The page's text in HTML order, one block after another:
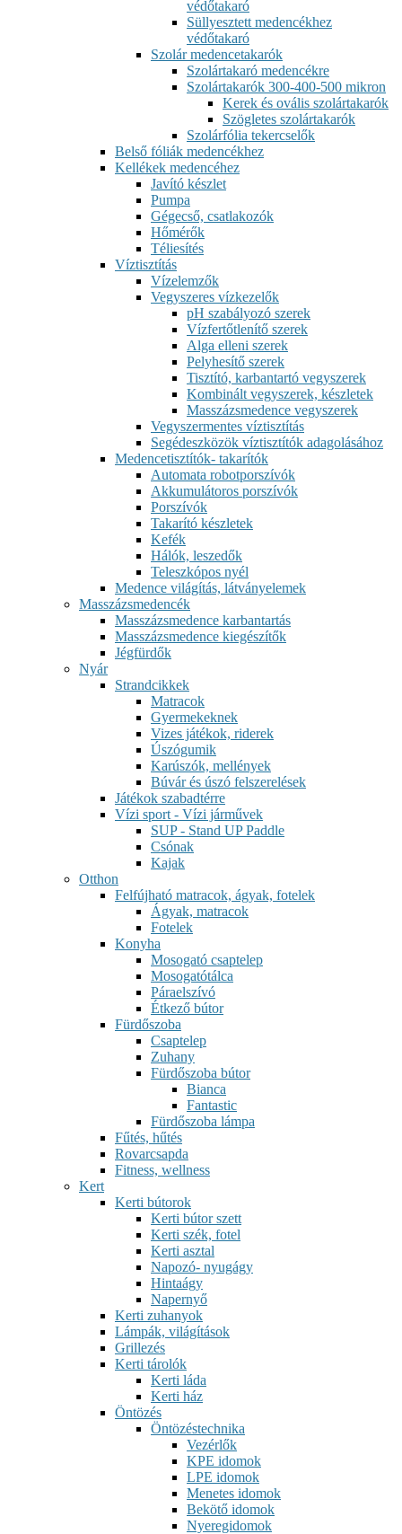
védőtakaró
Süllyesztett medencékhez
védőtakaró
Szolár medencetakarók
Szolártakaró medencékre
Szolártakarók 300-400-500 mikron
Kerek és ovális szolártakarók
Szögletes szolártakarók
Szolárfólia tekercselők
Belső fóliák medencékhez
Kellékek medencéhez
Javító készlet
Pumpa
Gégecső, csatlakozók
Hőmérők
Téliesítés
Víztisztítás
Vízelemzők
Vegyszeres vízkezelők
pH szabályozó szerek
Vízfertőtlenítő szerek
Alga elleni szerek
Pelyhesítő szerek
Tisztító, karbantartó vegyszerek
Kombinált vegyszerek, készletek
Masszázsmedence vegyszerek
Vegyszermentes víztisztítás
Segédeszközök víztisztítók adagolásához
Medencetisztítók- takarítók
Automata robotporszívók
Akkumulátoros porszívók
Porszívók
Takarító készletek
Kefék
Hálók, leszedők
Teleszkópos nyél
Medence világítás, látványelemek
Masszázsmedencék
Masszázsmedence karbantartás
Masszázsmedence kiegészítők
Jégfürdők
Nyár
Strandcikkek
Matracok
Gyermekeknek
Vizes játékok, riderek
Úszógumik
Karúszók, mellények
Búvár és úszó felszerelések
Játékok szabadtérre
Vízi sport - Vízi járművek
SUP - Stand UP Paddle
Csónak
Kajak
Otthon
Felfújható matracok, ágyak, fotelek
Ágyak, matracok
Fotelek
Konyha
Mosogató csaptelep
Mosogatótálca
Páraelszívó
Étkező bútor
Fürdőszoba
Csaptelep
Zuhany
Fürdőszoba bútor
Bianca
Fantastic
Fürdőszoba lámpa
Fűtés, hűtés
Rovarcsapda
Fitness, wellness
Kert
Kerti bútorok
Kerti bútor szett
Kerti szék, fotel
Kerti asztal
Napozó- nyugágy
Hintaágy
Napernyő
Kerti zuhanyok
Lámpák, világítások
Grillezés
Kerti tárolók
Kerti láda
Kerti ház
Öntözés
Öntözéstechnika
Vezérlők
KPE idomok
LPE idomok
Menetes idomok
Bekötő idomok
Nyeregidomok